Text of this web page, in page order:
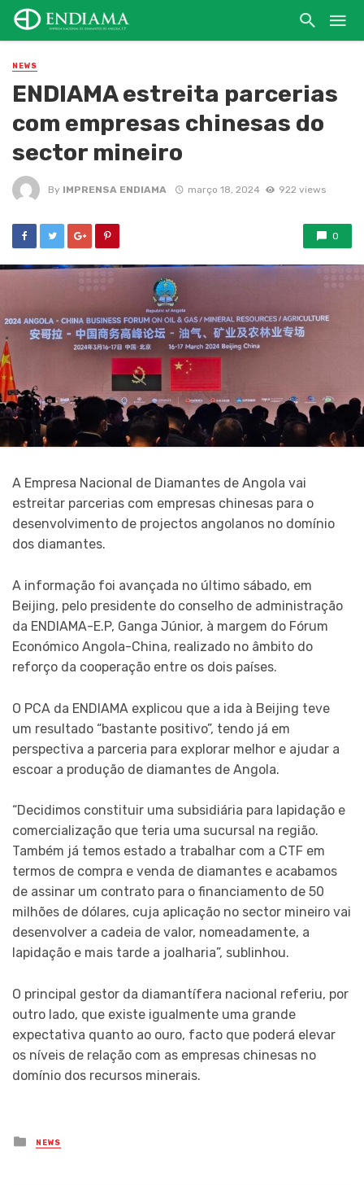
NEWS
ENDIAMA estreita parcerias
com empresas chinesas do
sector mineiro
By IMPRENSA ENDIAMA março 18, 2024 922 views
0
A Empresa Nacional de Diamantes de Angola vai
estreitar parcerias com empresas chinesas para o
desenvolvimento de projectos angolanos no domínio
dos diamantes.
A informação foi avançada no último sábado, em
Beijing, pelo presidente do conselho de administração
da ENDIAMA-E.P, Ganga Júnior, à margem do Fórum
Económico Angola-China, realizado no âmbito do
reforço da cooperação entre os dois países.
O PCA da ENDIAMA explicou que a ida à Beijing teve
um resultado “bastante positivo”, tendo já em
perspectiva a parceria para explorar melhor e ajudar a
escoar a produção de diamantes de Angola.
“Decidimos constituir uma subsidiária para lapidação e
comercialização que teria uma sucursal na região.
Também já temos estado a trabalhar com a CTF em
termos de compra e venda de diamantes e acabamos
de assinar um contrato para o financiamento de 50
milhões de dólares, cuja aplicação no sector mineiro vai
desenvolver a cadeia de valor, nomeadamente, a
lapidação e mais tarde a joalharia”, sublinhou.
O principal gestor da diamantífera nacional referiu, por
outro lado, que existe igualmente uma grande
expectativa quanto ao ouro, facto que poderá elevar
os níveis de relação com as empresas chinesas no
domínio dos recursos minerais.
Posted
in
NEWS